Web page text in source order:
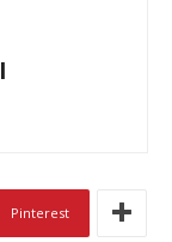
Pinterest